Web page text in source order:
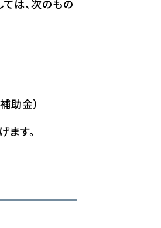
は、次のもの
助金）
す。